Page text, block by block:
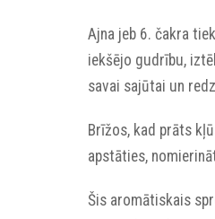
Ajna jeb 6. čakra
iekšējo gudrību,
savai sajūtai un
Brīžos, kad prāts
apstāties,
Šis aromātiskais